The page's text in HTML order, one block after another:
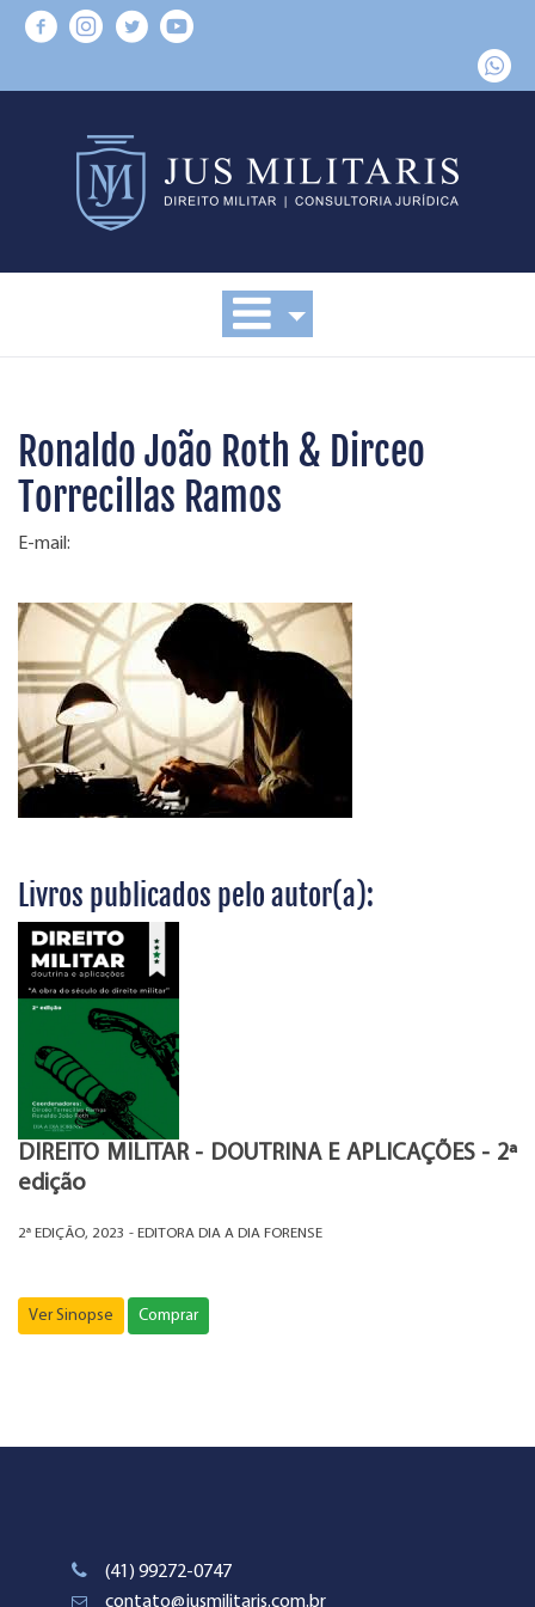
Ronaldo João Roth & Dirceo
Torrecillas Ramos
E-mail:
Livros publicados pelo autor(a):
DIREITO MILITAR - DOUTRINA E APLICAÇÕES - 2ª
edição
2ª EDIÇÃO, 2023 - EDITORA DIA A DIA FORENSE
Ver Sinopse Comprar
(41) 99272-0747
contato@jusmilitaris.com.br